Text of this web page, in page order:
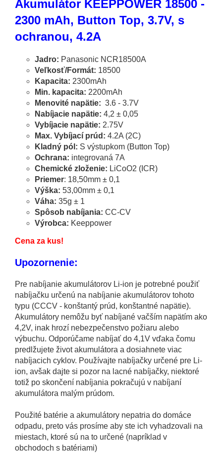
Akumulátor KEEPPOWER 18500 -
2300 mAh, Button Top, 3.7V, s
ochranou, 4.2A
Jadro: Panasonic NCR18500A
Veľkosť/Formát: 18500
Kapacita: 2300mAh
Min. kapacita: 2200mAh
Menovité napätie: 3.6 - 3.7V
Nabíjacie napätie: 4,2 ± 0,05
Vybíjacie napätie: 2.75V
Max. Vybíjací prúd: 4.2A (2C)
Kladný pól: S výstupkom (Button Top)
Ochrana: integrovaná 7A
Chemické zloženie: LiCoO2 (ICR)
Priemer: 18,50mm ± 0,1
Výška: 53,00mm ± 0,1
Váha: 35g ± 1
Spôsob nabíjania: CC-CV
Výrobca: Keeppower
Cena za kus!
Upozornenie:
Pre nabíjanie akumulátorov Li-ion je potrebné použiť
nabíjačku určenú na nabíjanie akumulátorov tohoto
typu (CCCV - konštantý prúd, konštantné napätie).
Akumulátory nemôžu byť nabíjané vačším napätím ako
4,2V, inak hrozí nebezpečenstvo požiaru alebo
výbuchu. Odporúčame nabíjať do 4,1V vďaka čomu
predlžujete život akumulátora a dosiahnete viac
nabíjacich cyklov. Používajte nabíjačky určené pre Li-
ion, avšak dajte si pozor na lacné nabíjačky, niektoré
totiž po skončení nabíjania pokračujú v nabíjaní
akumulátora malým prúdom.
Použité batérie a akumulátory nepatria do domáce
odpadu, preto vás prosíme aby ste ich vyhadzovali na
miestach, ktoré sú na to určené (napríklad v
obchodoch s batériami)